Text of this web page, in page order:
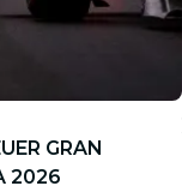
GRAN
2026